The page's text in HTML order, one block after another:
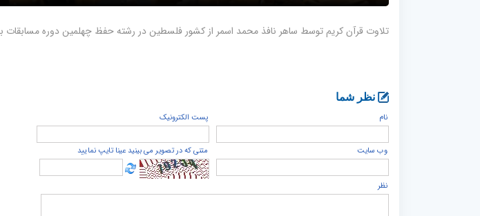
تلاوت قرآن کریم توسط ساهر نافذ محمد اسمر از کشور فلسطین در رشته حفظ چهلمین دوره مسابقات
نظر شما
نام
پست الكترونيک
وب سایت متنی که در تصویر می بینید عینا تایپ نمایید
نظر